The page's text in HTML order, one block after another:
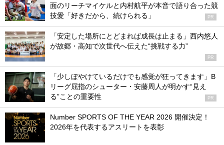
面のリーチマイケルと内村航平が本音で語り合った競
技愛「好きだから、続けられる」
PR
「安定した場所にとどまれば成長は止まる」西内悠人
が故郷・高知で次世代へ伝えた“挑戦する力”
PR
「少しぼやけているだけでも感覚が狂ってきます」B
リーグ屈指のシューター・安藤周人が明かす“見え
る”ことの重要性
PR
Number SPORTS OF THE YEAR 2026 開催決定！
2026年を代表するアスリートを表彰